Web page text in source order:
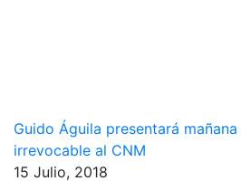
Guido Águila presentará
irrevocable al CNM
15 Julio, 2018